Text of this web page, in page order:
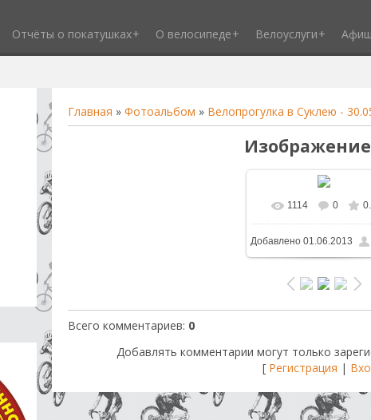
Отчёты о покатушках О велосипеде Велоуслуги
Главная » Фотоальбом » Велопрогулка в Суклею -
Изображение
В реальном
1600x1200/ 233.9Kb
1114 0
Добавлено01.06.2013
Всего комментариев: 0
Добавлять комментарии могут только
[ Регистрация |